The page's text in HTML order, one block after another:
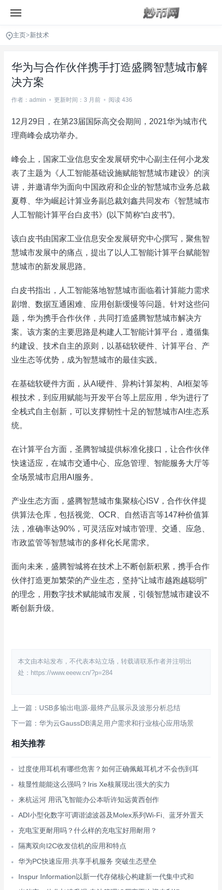
主页>新技术
华为与合作伙伴携手打造盛腾智慧城市解
决方案
作者：admin • 更新时间：3 月前 • 阅读 436
12月29日，在第23届国际高交会期间，2021华为城市代
理商峰会成功举办。
峰会上，国家工业信息安全发展研究中心副主任何小龙发
表了主题为《人工智能基础设施赋能智慧城市建设》的演
讲，并邀请华为面向中国政府和企业的智慧城市业务总裁
夏尊、华为崛起计算业务副总裁刘鑫共同发布《智慧城市
人工智能计算平台白皮书》(以下简称“白皮书”)。
该白皮书由国家工业信息安全发展研究中心撰写，聚焦智
慧城市发展中的痛点，提出了以人工智能计算平台赋能智
慧城市的新发展思路。
白皮书指出，人工智能落地智慧城市面临着计算能力需求
剧增、数据互通困难、应用创新缓慢等问题。针对这些问
题，华为携手合作伙伴，共同打造盛腾智慧城市解决方
案。该方案的主要思路是构建人工智能计算平台，遵循集
约建设、技术自主的原则，以基础软硬件、计算平台、产
业生态等优势，成为智慧城市的最佳实践。
在基础软硬件方面，从AI硬件、异构计算架构、AI框架等
根技术，到应用赋能与开发平台等上层应用，华为进行了
全栈式自主创新，可以支撑韧性十足的智慧城市AI生态系
统。
在计算平台方面，圣腾智城提供标准化接口，让合作伙伴
快速适应，在城市交通中心、应急管理、智能服务大厅等
全场景城市启用AI服务。
产业生态方面，盛腾智慧城市集聚核心ISV，合作伙伴提
供算法仓库，包括视觉、OCR、自然语言等147种价值算
法，准确率达90%，可灵活应对城市管理、交通、应急、
市政监管等智慧城市的多样化长尾需求。
面向未来，盛腾智城将在技术上不断创新积累，携手合作
伙伴打造更加繁荣的产业生态，坚持“让城市越跑越聪明”
的理念，用数字技术赋能城市发展，引领智慧城市建设不
断创新升级。
本文由本站发布，不代表本站立场，转载请联系作者并注明出
处：https://www.eeew.cn/?p=284
上一篇：USB多输出电源-最终产品展示及波形分析总结
下一篇：华为云GaussDB满足用户需求和行业核心应用场景
相关推荐
过度使用耳机有哪些危害？如何正确佩戴耳机才不会伤到耳
核显性能能这么强吗？Iris Xe核展现出强大的实力
来杭运河 用讯飞智能办公本听许知远黄西创作
ADI小型化数字可调谐滤波器及Molex系列Wi-Fi、蓝牙外置天
充电宝更耐用吗？什么样的充电宝好用耐用？
隔离双向I2C收发信机的应用和特点
华为PC快速应用:共享手机服务 突破生态壁垒
Inspur Information以新一代存储核心构建新一代集中式和